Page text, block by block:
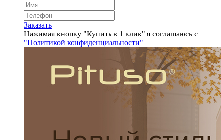
Заказать
Нажимая кнопку "Купить в 1 клик" я соглашаюсь с
"Политикой конфиденциальности"